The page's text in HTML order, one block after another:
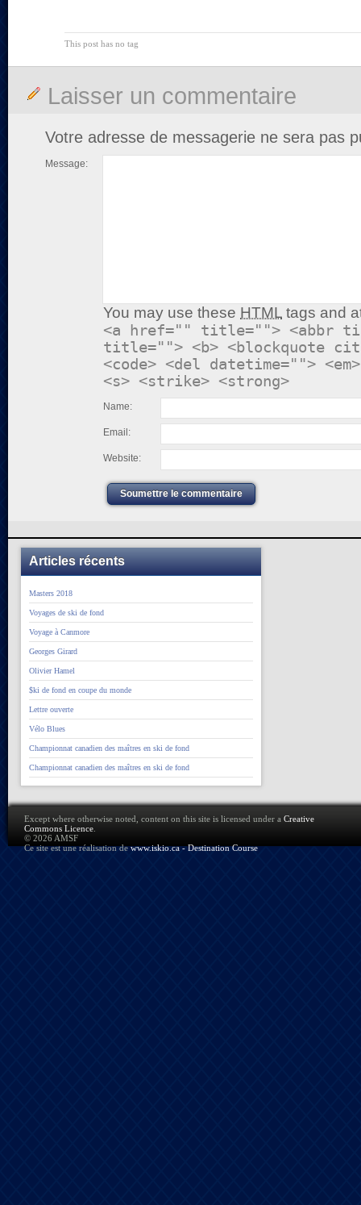
This post has no tag
Laisser un commentaire
Votre adresse de messagerie ne sera pas
Message:
You may use these HTML tags and
<a href="" title=""> <abbr
title=""> <b> <blockquote
<code> <del datetime="">
<s> <strike> <strong>
Name:
Email:
Website:
Soumettre le commentaire
Articles récents
Masters 2018
Voyages de ski de fond
Voyage à Canmore
Georges Girard
Olivier Hamel
$ki de fond en coupe du monde
Lettre ouverte
Vélo Blues
Championnat canadien des maîtres en ski de fond
Championnat canadien des maîtres en ski de fond
Except where otherwise noted, content on this site is licensed under a Creative
Commons Licence
© 2026 AMSF
Ce site est une réalisation dewww.iskio.ca - Destination Course